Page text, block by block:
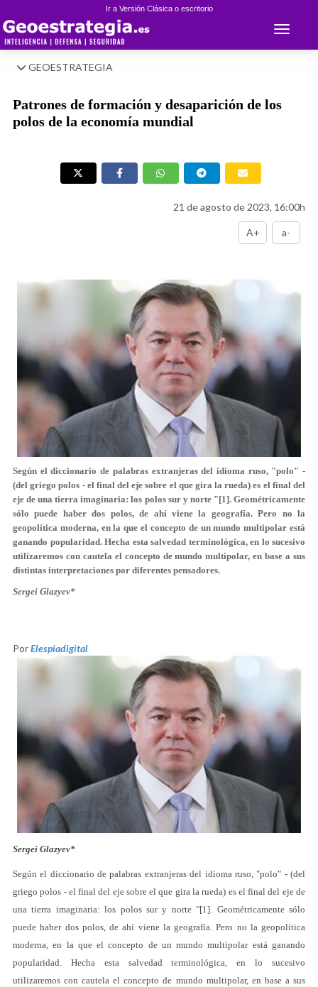
Ir a Versión Clásica o escritorio
Toggle
GEOESTRATEGIA
Patrones de formación y desaparición de los
polos de la economía mundial
21 de agosto de 2023, 16:00h
A+ a-
Según el diccionario de palabras extranjeras del idioma ruso, "polo" -
(del griego polos - el final del eje sobre el que gira la rueda) es el final del
eje de una tierra imaginaria: los polos sur y norte "[1]. Geométricamente
sólo puede haber dos polos, de ahí viene la geografía. Pero no la
geopolítica moderna, en la que el concepto de un mundo multipolar está
ganando popularidad. Hecha esta salvedad terminológica, en lo sucesivo
utilizaremos con cautela el concepto de mundo multipolar, en base a sus
distintas interpretaciones por diferentes pensadores.
Sergei Glazyev*
PorElespiadigital
Sergei Glazyev*
Según el diccionario de palabras extranjeras del idioma ruso, "polo" - (del
griego polos - el final del eje sobre el que gira la rueda) es el final del eje de
una tierra imaginaria: los polos sur y norte "[1]. Geométricamente sólo
puede haber dos polos, de ahí viene la geografía. Pero no la geopolítica
moderna, en la que el concepto de un mundo multipolar está ganando
popularidad. Hecha esta salvedad terminológica, en lo sucesivo
utilizaremos con cautela el concepto de mundo multipolar, en base a sus